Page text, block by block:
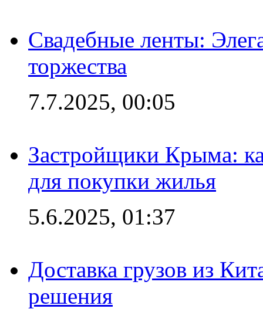
Свадебные ленты:
торжества
7.7.2025, 00:05
Застройщики Крыма:
для покупки жилья
5.6.2025, 01:37
Доставка грузов из
решения